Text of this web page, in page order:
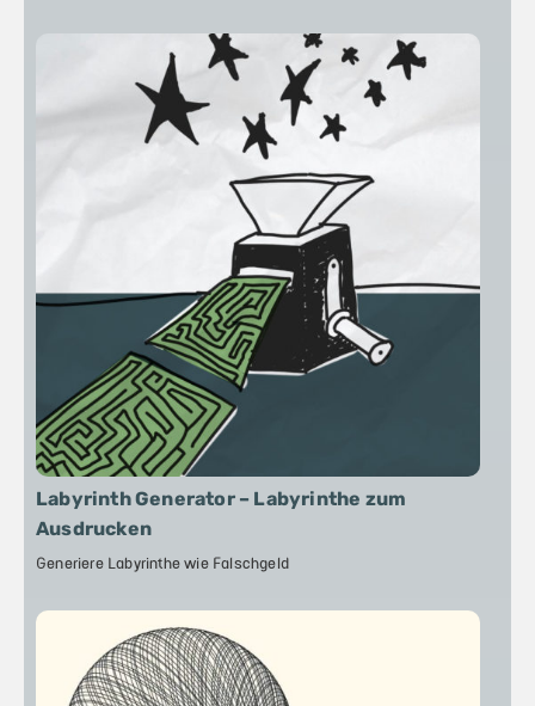
Labyrinth Generator – Labyrinthe zum
Ausdrucken
Generiere Labyrinthe wie Falschgeld